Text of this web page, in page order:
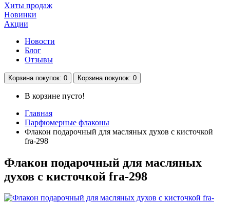
Хиты продаж
Новинки
Акции
Новости
Блог
Отзывы
Корзина покупок: 0 Корзина покупок: 0
В корзине пусто!
Главная
Парфюмерные флаконы
Флакон подарочный для масляных духов с кисточкой
fra-298
Флакон подарочный для масляных
духов с кисточкой fra-298